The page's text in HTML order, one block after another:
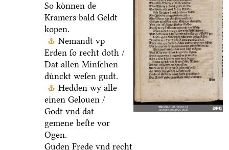
So koͤnnen de
Kramers bald Geldt
kopen.
Nemandt vp
Erden ſo recht doth /
Dat allen Minſchen
duͤnckt weſen gudt.
Hedden wy alle
einen Gelouen /
Godt vnd dat
gemene beſte vor
Ogen.
Guden Frede vnd recht